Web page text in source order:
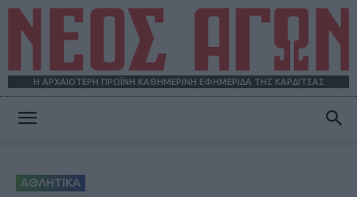
Η ΑΡΧΑΙΟΤΕΡΗ ΠΡΩΪΝΗ ΚΑΘΗΜΕΡΙΝΗ ΕΦΗΜΕΡΙΔΑ ΤΗΣ ΚΑΡΔΙΤΣΑΣ
ΑΘΛΗΤΙΚΑ